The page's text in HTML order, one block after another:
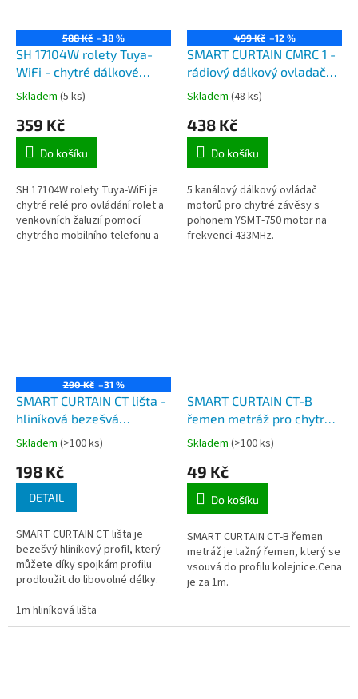
588 Kč –38 %
SH 17104W rolety Tuya-
WiFi - chytré dálkové
ovladání rolet a
venkovních žaluzií
mobilním telefonem
Skladem (5 ks)
359 Kč
Do košíku
SH 17104W rolety Tuya-WiFi je
chytré relé pro ovládání rolet a
venkovních žaluzií pomocí
chytrého mobilního telefonu a
aplikace Tuya Smart nebo Smart
499 Kč –12 %
SMART CURTAIN CMRC 1 -
rádiový dálkový ovladač
433MHz pro dálkové
ovládání chytrých závěsů,
5 okruhů pro až 5 oken
Skladem (48 ks)
438 Kč
Do košíku
5 kanálový dálkový ovládač
motorů pro chytré závěsy s
pohonem YSMT-750 motor na
frekvenci 433MHz.
290 Kč –31 %
SMART CURTAIN CT lišta -
hliníková bezešvá
kolejnice pro chytré
elektrické garnýže
Skladem (>100 ks)
198 Kč
DETAIL
SMART CURTAIN CT lišta je
bezešvý hliníkový profil, který
můžete díky spojkám profilu
prodloužit do libovolné délky.
nebo na zeď dle použitých...
1m hliníková lišta
SMART CURTAIN CT-B
řemen metráž pro chytré
elektrické garnýže
Skladem (>100 ks)
49 Kč
Do košíku
SMART CURTAIN CT-B řemen
metráž je tažný řemen, který se
vsouvá do profilu kolejnice.Cena
je za 1m.